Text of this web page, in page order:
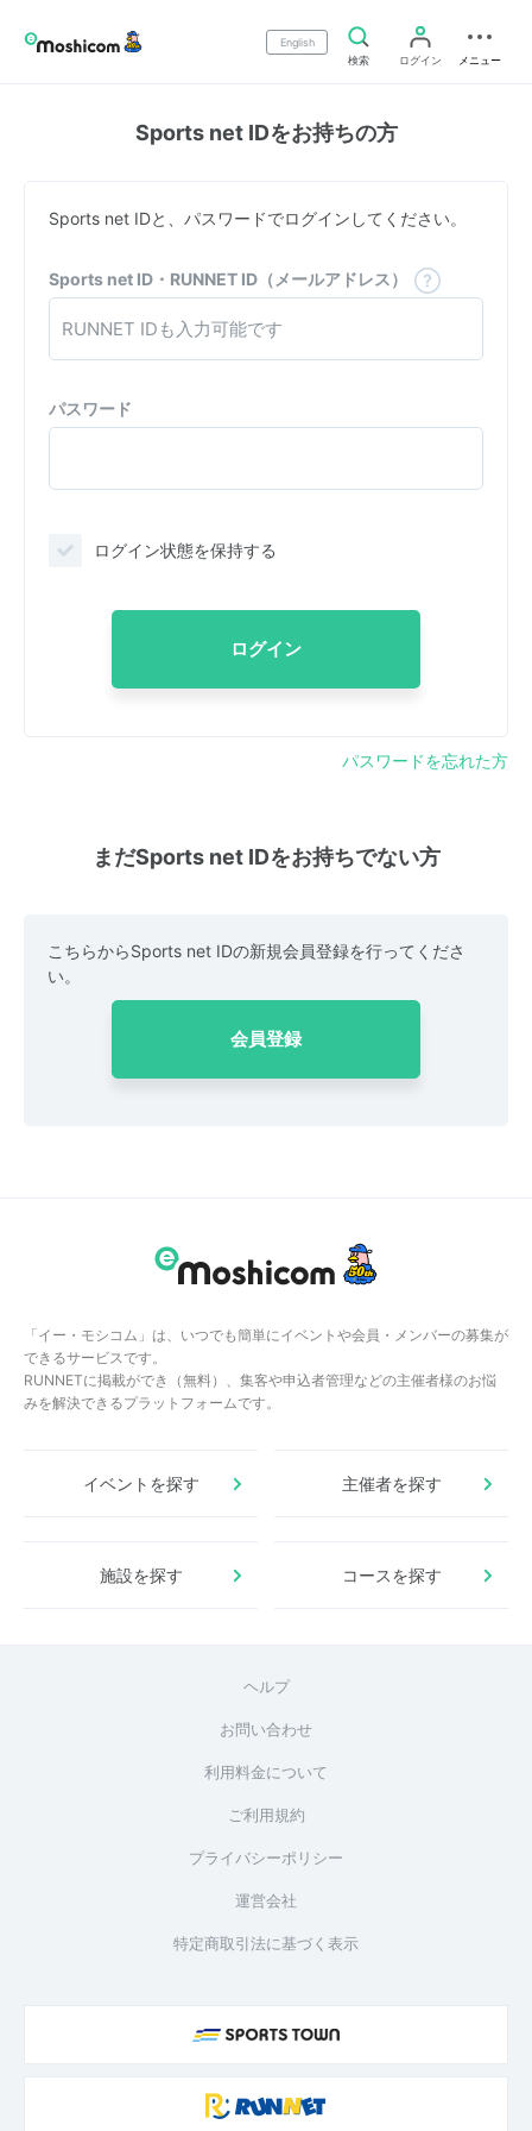
English
検索
ログイン メニュー
Sports net IDをお持ちの方
Sports net IDと、パスワードでログインしてください。
Sports net ID・RUNNET ID（メールアドレス）
パスワード
ログイン状態を保持する
ログイン
パスワードを忘れた方
まだSports net IDをお持ちでない方
こちらからSports net IDの新規会員登録を行ってくださ
い。
会員登録
「イー・モシコム」は、いつでも簡単にイベントや会員・メンバーの募集が
できるサービスです。
RUNNETに掲載ができ（無料）、集客や申込者管理などの主催者様のお悩
みを解決できるプラットフォームです。
イベントを探す 主催者を探す
施設を探す コースを探す
ヘルプ
お問い合わせ
利用料金について
ご利用規約
プライバシーポリシー
運営会社
特定商取引法に基づく表示